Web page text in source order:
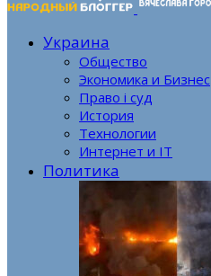
Украина
Общество
Экономика и Бизнес
Право і суд
История
Технологии
Интернет и IT
Политика